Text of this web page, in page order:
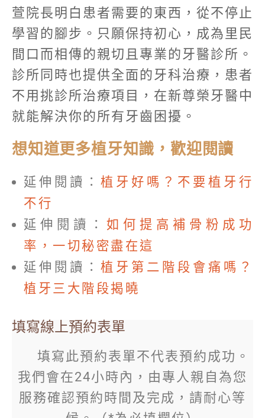
萱院長明白患者需要的東西，從不停止
學習的腳步。只願保持初心，成為里民
間口而相傳的親切且專業的牙醫診所。
診所同時也提供全面的牙科治療，患者
不用挑診所治療項目，在新尊榮牙醫中
就能解決你的所有牙齒困擾。
想知道更多植牙知識，歡迎閱讀
延伸閱讀： 植牙好嗎？不要植牙行
不行
延伸閱讀： 如何提高補骨粉成功
率，一切秘密盡在這
延伸閱讀： 植牙第二階段會痛嗎？
植牙三大階段揭曉
填寫線上預約表單
填寫此預約表單不代表預約成功。
我們會在24小時內，由專人親自為您
服務確認預約時間及完成，請耐心等